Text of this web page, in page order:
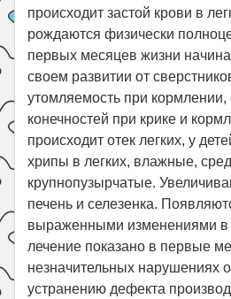
происходит застой крови в
рождаются физически
первых месяцев жизни
своем развитии от
утомляемость при
конечностей при крике и
происходит отек легких, у
хрипы в легких, влажные,
крупнопузырчатые.
печень и селезенка.
выраженными изменениями в
лечение показано в первые
незначительных нарушениях
устранению дефекта